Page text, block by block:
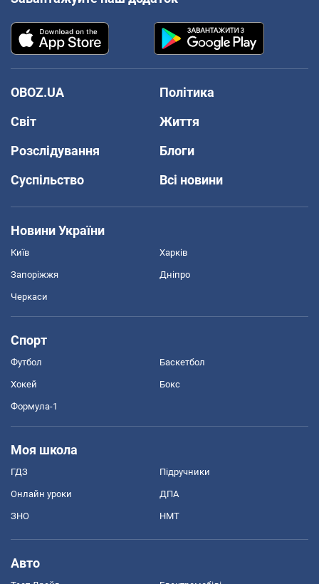
OBOZ.UA
Політика
Світ
Життя
Розслідування
Блоги
Суспільство
Всі новини
Новини України
Київ Харків
Запоріжжя Дніпро
Черкаси
Спорт
Футбол Баскетбол
Хокей Бокс
Формула-1
Моя школа
ГДЗ Підручники
Онлайн уроки ДПА
ЗНО НМТ
Авто